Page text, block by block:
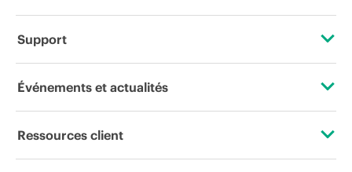
À propos de HPE
Responsabilité d’entreprise
Support
Services d’assistance opérationnelle (OSS)
Événements et actualités
Événements
Ressources client